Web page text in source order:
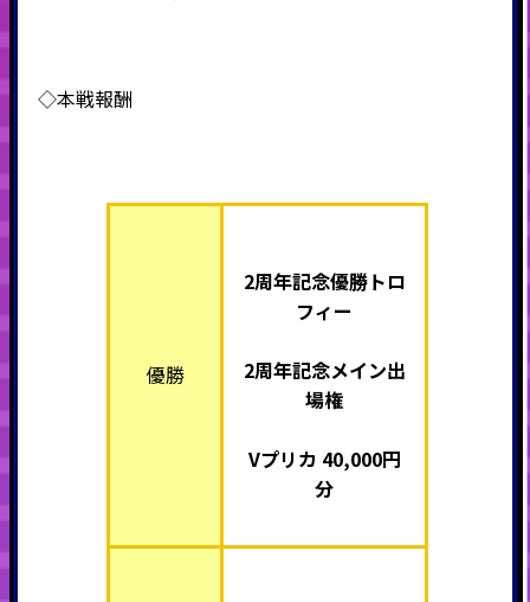
◇本戦報酬
優勝
2周年記念優勝トロ
フィー
2周年記念メイン出
場権
Vプリカ 40,000円
分